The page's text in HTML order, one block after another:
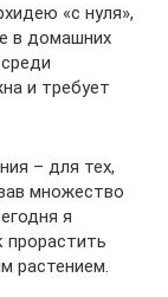
«с нуля»,
в домашних
и требует
– для тех,
множество
я
прорастить
растением.